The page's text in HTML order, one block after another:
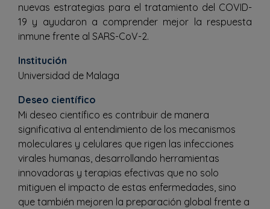
nuevas estrategias para el tratamiento del COVID-
19 y ayudaron a comprender mejor la respuesta
inmune frente al SARS-CoV-2.
Institución
Universidad de Malaga
Deseo científico
Mi deseo científico es contribuir de manera
significativa al entendimiento de los mecanismos
moleculares y celulares que rigen las infecciones
virales humanas, desarrollando herramientas
innovadoras y terapias efectivas que no solo
mitiguen el impacto de estas enfermedades, sino
que también mejoren la preparación global frente a